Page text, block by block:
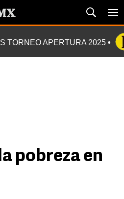
TORNEO APERTURA 2025
pobreza en